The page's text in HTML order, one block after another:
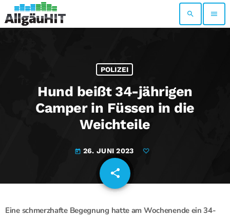
search menu
POLIZEI
Hund beißt 34-jährigen
Camper in Füssen in die
Weichteile
today 26. JUNI 2023
share
email
Eine schmerzhafte Begegnung hatte am Wochenende ein 34-